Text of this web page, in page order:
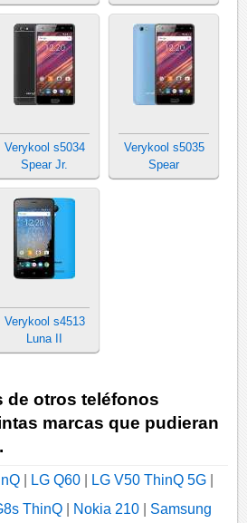
Verykool s5034
Spear Jr.
Verykool s5035
Spear
Verykool s4513
Luna II
de otros teléfonos
marcas que pudieran
LG Q60 LG V50 ThinQ 5G
ThinQ Nokia 210
Samsung